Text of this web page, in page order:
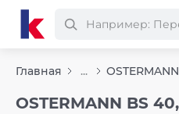
Главная ...
OSTERMANN BS